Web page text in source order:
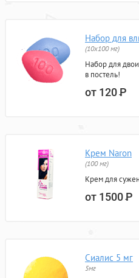
Набор для
(10х100 мг)
Набор для
в постель!
от 120Р
Крем Naron
(100 мг)
Крем для
от 1500Р
Сиалис 5 мг
5мг